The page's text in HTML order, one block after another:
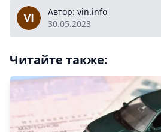
vin.infoАвтор: vin.info
30.05.2023
Читайте также: